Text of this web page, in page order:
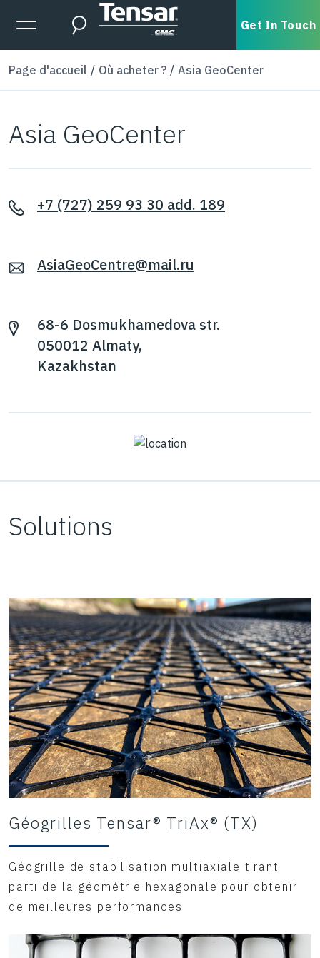
Skip to main content
Expanded Menu Toggle
Search Get In Touch
Page d'accueil Où acheter ? Asia GeoCenter
Asia GeoCenter
+7 (727) 259 93 30 add. 189
AsiaGeoCentre@mail.ru
68-6 Dosmukhamedova str.
050012 Almaty,
Kazakhstan
Solutions
Géogrilles Tensar® TriAx® (TX)
Géogrille de stabilisation multiaxiale tirant
parti de la géométrie hexagonale pour obtenir
de meilleures performances